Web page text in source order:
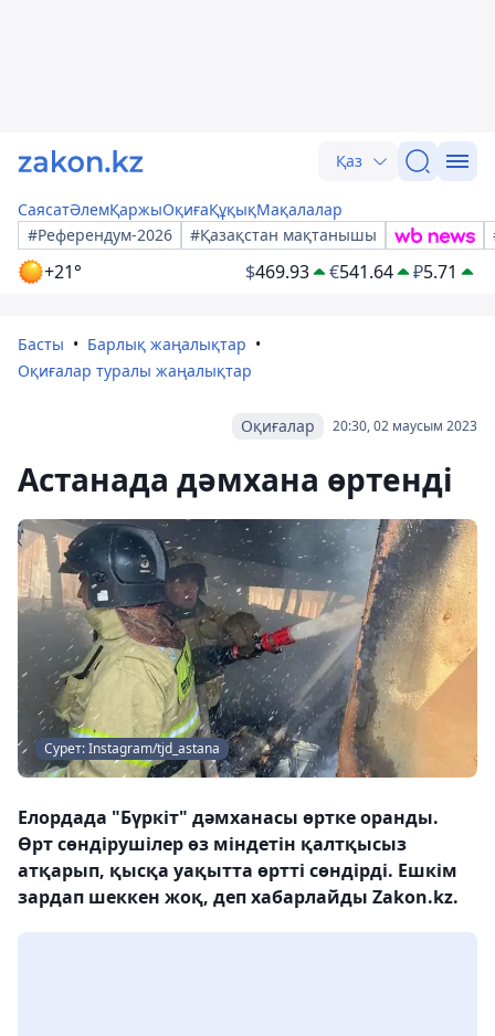
Қаз
СаясатӘлемҚаржыОқиғаҚұқықМақалалар
#Референдум-2026
#Қазақстан мақтанышы
+21° $469.93 €541.64 ₽5.71
Басты
Барлық жаңалықтар
Оқиғалар туралы жаңалықтар
20:30, 02 маусым 2023
Оқиғалар
Астанада дәмхана өртенді
Сурет: Instagram/tjd_astana
Елордада "Бүркіт" дәмханасы өртке оранды.
Өрт сөндірушілер өз міндетін қалтқысыз
атқарып, қысқа уақытта өртті сөндірді. Ешкім
зардап шеккен жоқ, деп хабарлайды Zakon.kz.